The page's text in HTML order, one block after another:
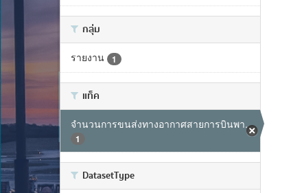
กลุ่ม
รายงาน 1
แท็ค
จำนวนการขนส่งทางอากาศสายการบินพา...
1
DatasetType